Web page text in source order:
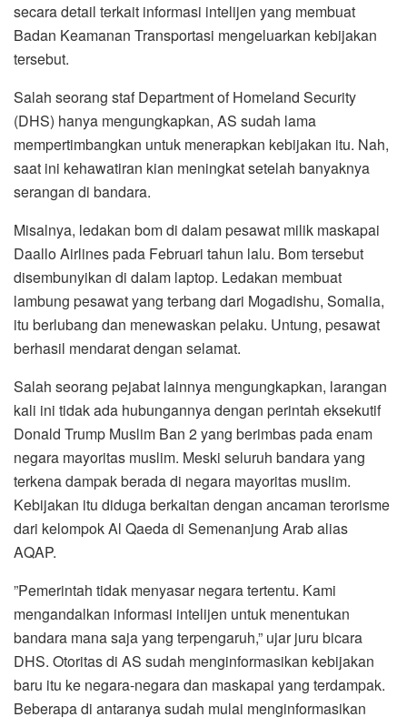
secara detail terkait informasi intelijen yang membuat
Badan Keamanan Transportasi mengeluarkan kebijakan
tersebut.
Salah seorang staf Department of Homeland Security
(DHS) hanya mengungkapkan, AS sudah lama
mempertimbangkan untuk menerapkan kebijakan itu. Nah,
saat ini kehawatiran kian meningkat setelah banyaknya
serangan di bandara.
Misalnya, ledakan bom di dalam pesawat milik maskapai
Daallo Airlines pada Februari tahun lalu. Bom tersebut
disembunyikan di dalam laptop. Ledakan membuat
lambung pesawat yang terbang dari Mogadishu, Somalia,
itu berlubang dan menewaskan pelaku. Untung, pesawat
berhasil mendarat dengan selamat.
Salah seorang pejabat lainnya mengungkapkan, larangan
kali ini tidak ada hubungannya dengan perintah eksekutif
Donald Trump Muslim Ban 2 yang berimbas pada enam
negara mayoritas muslim. Meski seluruh bandara yang
terkena dampak berada di negara mayoritas muslim.
Kebijakan itu diduga berkaitan dengan ancaman terorisme
dari kelompok Al Qaeda di Semenanjung Arab alias
AQAP.
”Pemerintah tidak menyasar negara tertentu. Kami
mengandalkan informasi intelijen untuk menentukan
bandara mana saja yang terpengaruh,” ujar juru bicara
DHS. Otoritas di AS sudah menginformasikan kebijakan
baru itu ke negara-negara dan maskapai yang terdampak.
Beberapa di antaranya sudah mulai menginformasikan